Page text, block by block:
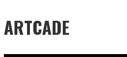
ARTCADE